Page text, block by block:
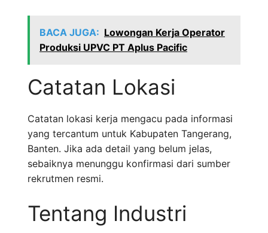
BACA JUGA: Lowongan Kerja Operator
Produksi UPVC PT Aplus Pacific
Catatan Lokasi
Catatan lokasi kerja mengacu pada informasi
yang tercantum untuk Kabupaten Tangerang,
Banten. Jika ada detail yang belum jelas,
sebaiknya menunggu konfirmasi dari sumber
rekrutmen resmi.
Tentang Industri